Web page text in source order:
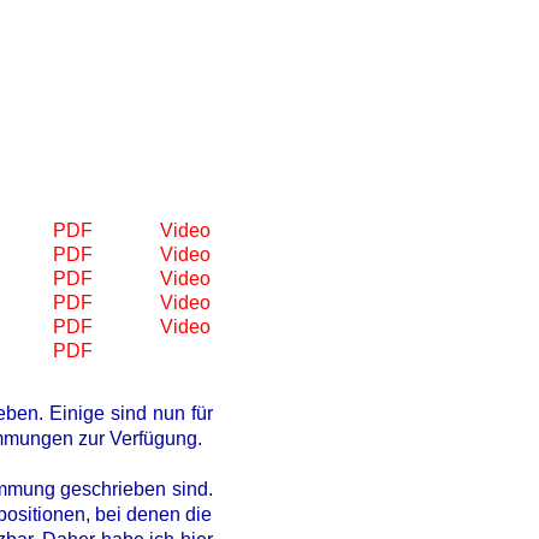
PDF
Video
PDF
Video
PDF
Video
PDF
Video
PDF
Video
PDF
Einige sind nun für
zur Verfügung.
geschrieben sind.
bei denen die